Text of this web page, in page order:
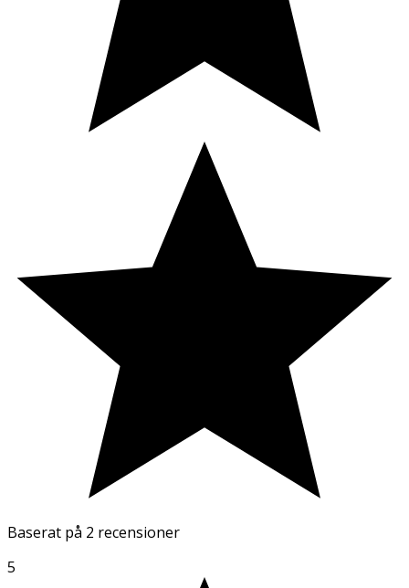
Baserat på 2 recensioner
5